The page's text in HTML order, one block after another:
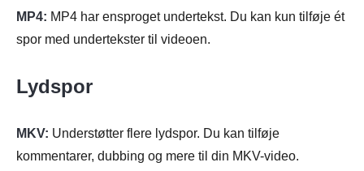
MP4: MP4 har ensproget undertekst. Du kan kun tilføje ét
spor med undertekster til videoen.
Lydspor
MKV: Understøtter flere lydspor. Du kan tilføje
kommentarer, dubbing og mere til din MKV-video.